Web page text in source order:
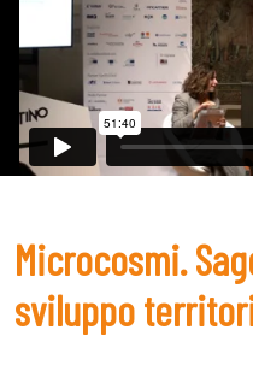
Microcosmi.
sviluppo